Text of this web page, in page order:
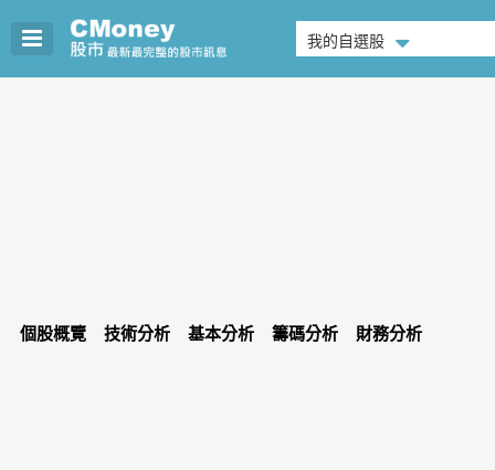
我的自選股
個股概覽 技術分析 基本分析 籌碼分析 財務分析